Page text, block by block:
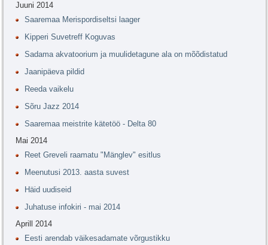
Juuni 2014
Saaremaa Merispordiseltsi laager
Kipperi Suvetreff Koguvas
Sadama akvatoorium ja muulidetagune ala on mõõdistatud
Jaanipäeva pildid
Reeda vaikelu
Sõru Jazz 2014
Saaremaa meistrite kätetöö - Delta 80
Mai 2014
Reet Greveli raamatu "Mänglev" esitlus
Meenutusi 2013. aasta suvest
Häid uudiseid
Juhatuse infokiri - mai 2014
Aprill 2014
Eesti arendab väikesadamate võrgustikku